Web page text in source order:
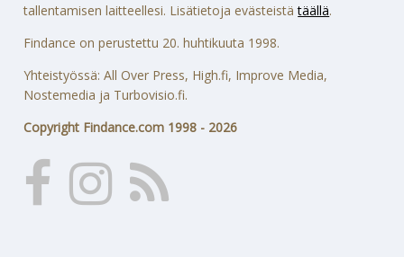
tallentamisen laitteellesi. Lisätietoja evästeistätäällä.
Findance on perustettu 20. huhtikuuta 1998.
Yhteistyössä: All Over Press, High.fi, Improve Media,
Nostemedia ja Turbovisio.fi.
Copyright Findance.com 1998 - 2026